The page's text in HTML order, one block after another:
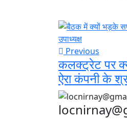
Previous
कलक्ट्रेट पर
ऐरा कंपनी के